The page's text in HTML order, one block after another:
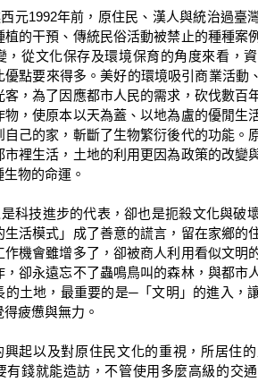
1992年前，原住民、漢人與統治過臺
植的干預、傳統民俗活動被禁止的種種案
，從文化保存及環境保育的角度來看，
優點要來得多。美好的環境吸引商業活動
客，為了因應都市人民的需求，砍伐數百
物，使原本以天為蓋、以地為盧的優閒生
自己的家，斬斷了生物繁衍後代的功能。
市裡生活，土地的利用更因為政策的改變
物的命運。
技進步的代表，卻也是扼殺文化與破
生活模式」成了善意的謊言，留在家鄉的
作機會雖增多了，卻被商人利用看似文明
，卻永遠忘不了蟲鳴鳥叫的森林，與都市
的土地，最重要的是─「文明」的進入，
疲憊與無力。
起以及對原住民文化的重視，所居住的
有錢就能造訪，不管使用多麼高級的交